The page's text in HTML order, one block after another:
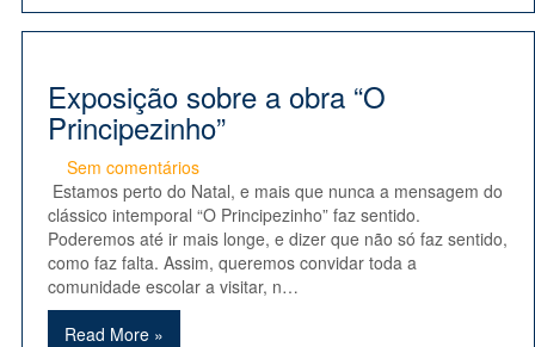
Exposição sobre a obra “O
Principezinho”
Sem comentários
Estamos perto do Natal, e mais que nunca a mensagem do
clássico intemporal “O Principezinho” faz sentido.
Poderemos até ir mais longe, e dizer que não só faz sentido,
como faz falta. Assim, queremos convidar toda a
comunidade escolar a visitar, n…
Read More »